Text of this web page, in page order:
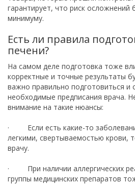
гарантирует, что риск осложнений
минимуму.
Есть ли правила
печени?
На самом деле подготовка тоже
корректные и точные результаты
важно правильно подготовиться и
необходимые предписания врача.
внимание на такие нюансы:
· Если есть какие-то
легкими, свертываемостью крови,
врачу.
· При наличии аллергических
группы медицинских препаратов